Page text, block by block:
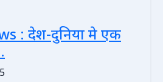
: देश-दुनिया मे एक